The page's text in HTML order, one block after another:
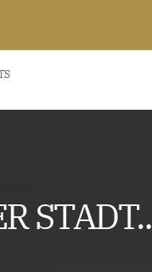
STADT..